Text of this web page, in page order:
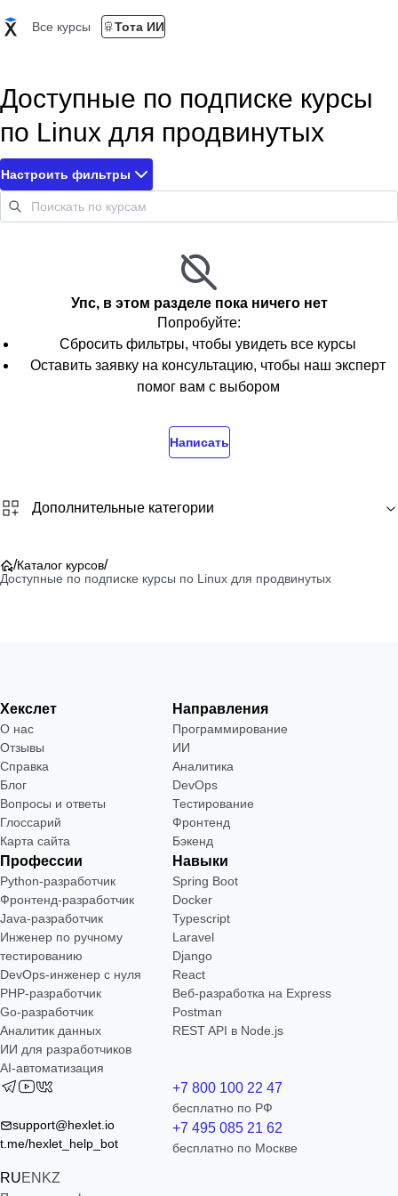
Все курсы Тота ИИ
Доступные по подписке курсы
по Linux для продвинутых
Настроить фильтры
Упс, в этом разделе пока ничего нет
Попробуйте:
Сбросить фильтры, чтобы увидеть все курсы
Оставить заявку на консультацию, чтобы наш эксперт
помог вам с выбором
Написать
Дополнительные категории
/Каталог курсов/
Доступные по подписке курсы по Linux для продвинутых
Хекслет
О нас
Отзывы
Справка
Блог
Вопросы и ответы
Глоссарий
Карта сайта
Направления
Программирование
ИИ
Аналитика
DevOps
Тестирование
Фронтенд
Бэкенд
Профессии
Python-разработчик
Фронтенд-разработчик
Java-разработчик
Инженер по ручному
тестированию
DevOps-инженер с нуля
РНР-разработчик
Go-разработчик
Аналитик данных
ИИ для разработчиков
AI-автоматизация
Навыки
Spring Boot
Docker
Typescript
Laravel
Django
React
Веб-разработка на Express
Postman
REST API в Node.js
support@hexlet.io
t.me/hexlet_help_bot
RUEN KZ
+7 800 100 22 47
бесплатно по РФ
+7 495 085 21 62
бесплатно по Москве